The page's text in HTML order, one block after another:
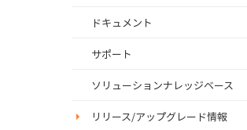
ドキュメント
サポート
ソリューションナレッジベース
リリース/アップグレード情報